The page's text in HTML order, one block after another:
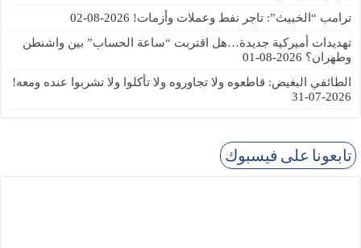
ترامب “الخبيث”: تاجر نفط وعملات وأزمات! 2026-08-02
تهديدات أميركية جديدة…هل اقتربت “ساعة الحساب” بين واشنطن
وطهران؟ 2026-08-01
الطائفي البغيض: قاطعوه ولا تجاوروه ولا تأكلوا ولا تشربوا عنده ومعه!
2026-07-31
تابعونا على فيسبوك